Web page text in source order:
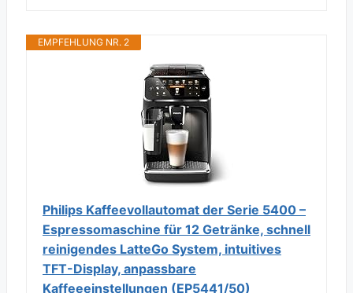
EMPFEHLUNG NR. 2
Philips Kaffeevollautomat der Serie 5400 –
Espressomaschine für 12 Getränke, schnell
reinigendes LatteGo System, intuitives
TFT-Display, anpassbare
Kaffeeeinstellungen (EP5441/50)